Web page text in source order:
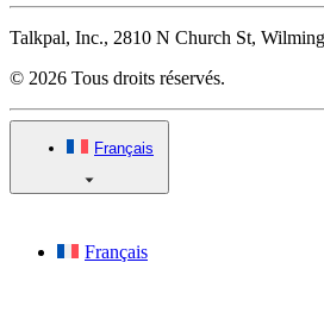
Talkpal, Inc., 2810 N Church St,
© 2026 Tous droits réservés.
Français
Français